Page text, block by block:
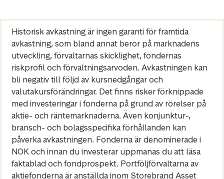
Historisk avkastning är ingen garanti för framtida
avkastning, som bland annat beror på marknadens
utveckling, förvaltarnas skicklighet, fondernas
riskprofil och förvaltningsarvoden. Avkastningen kan
bli negativ till följd av kursnedgångar och
valutakursförändringar. Det finns risker förknippade
med investeringar i fonderna på grund av rörelser på
aktie- och räntemarknaderna. Även konjunktur-,
bransch- och bolagsspecifika förhållanden kan
påverka avkastningen. Fonderna är denominerade i
NOK och innan du investerar uppmanas du att läsa
faktablad och fondprospekt. Portföljförvaltarna av
aktiefonderna är anställda inom Storebrand Asset